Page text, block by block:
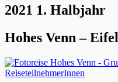
2021 1. Halbjahr
Hohes Venn – Eifel